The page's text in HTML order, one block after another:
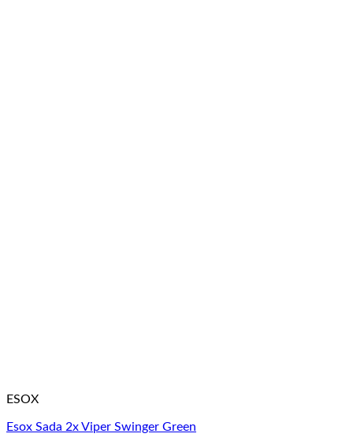
ESOX
Esox Sada 2x Viper Swinger Green